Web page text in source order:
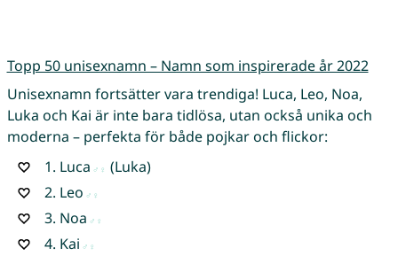
Topp 50 unisexnamn – Namn som inspirerade år 2022
Unisexnamn fortsätter vara trendiga! Luca, Leo, Noa,
Luka och Kai är inte bara tidlösa, utan också unika och
moderna – perfekta för både pojkar och flickor:
1. Luca
(Luka)
2. Leo
3. Noa
4. Kai